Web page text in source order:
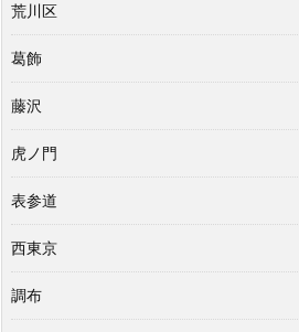
荒川区
葛飾
藤沢
虎ノ門
表参道
西東京
調布